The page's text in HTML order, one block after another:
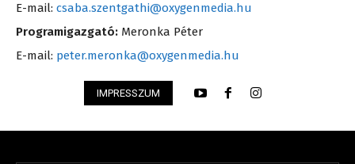
E-mail: csaba.szentgathi@oxygenmedia.hu
Programigazgató: Meronka Péter
E-mail: peter.meronka@oxygenmedia.hu
IMPRESSZUM